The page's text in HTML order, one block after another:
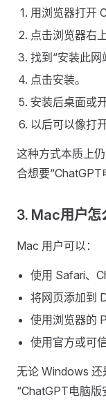
用浏览器打开
点击浏览器右
找到“安装此网
点击安装。
安装后桌面或
以后可以像打
这种方式本质上
合想要“ChatGPT
3. Mac用户怎
Mac 用户可以：
使用 Safari、
将网页添加到
使用浏览器的
使用官方或可
无论 Windows 还
“ChatGPT电脑版